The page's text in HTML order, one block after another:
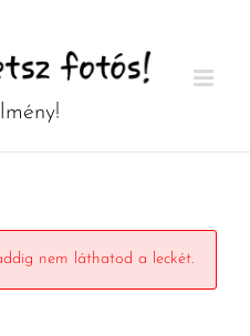
nem láthatod a leckét.